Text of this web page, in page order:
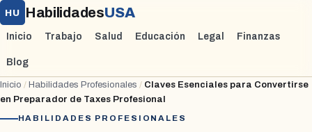
HU HabilidadesUSA
Inicio Trabajo Salud Educación Legal Finanzas
Blog
Inicio / Habilidades Profesionales / Claves Esenciales para Convertirse
en Preparador de Taxes Profesional
HABILIDADES PROFESIONALES